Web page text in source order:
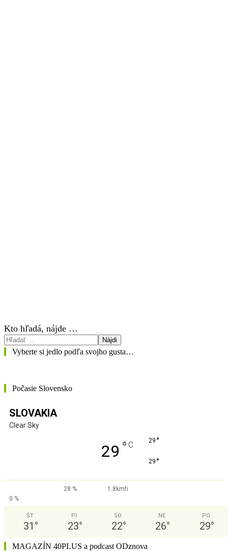
Kto hľadá, nájde …
Nájdi
Vyberte si jedlo podľa svojho gusta…
Počasie Slovensko
SLOVAKIA
Clear Sky
29 ° C 29 °
29 °
28 %
1.8kmh
0 %
ŠT
31 °
PI
23°
SO
22°
NE
26°
PO
29°
MAGAZÍN 40PLUS a podcast ODznova